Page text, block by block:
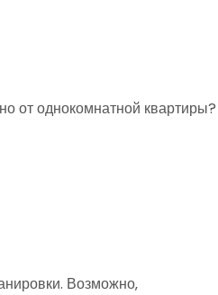
от однокомнатной квартиры?
Возможно‚